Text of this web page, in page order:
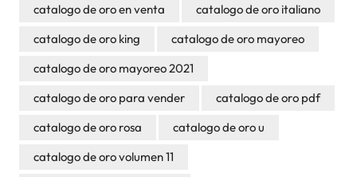
catalogo de oro en venta
catalogo de oro italiano
catalogo de oro king
catalogo de oro mayoreo
catalogo de oro mayoreo 2021
catalogo de oro para vender
catalogo de oro pdf
catalogo de oro rosa
catalogo de oro u
catalogo de oro volumen 11